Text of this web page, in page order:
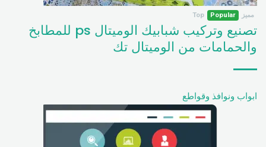
مميز Popular
Top
تصنيع وتركيب شبابيك الوميتال ps للمطابخ
والحمامات من الوميتال تك
ابواب ونوافذ وقواطع